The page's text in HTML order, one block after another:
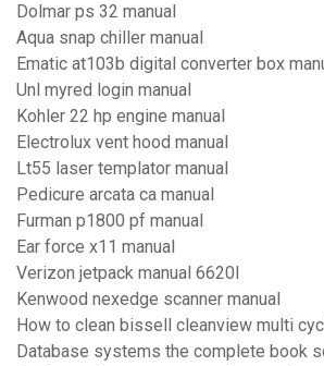
Dolmar ps 32 manual
Aqua snap chiller manual
Ematic at103b digital converter box
Unl myred login manual
Kohler 22 hp engine manual
Electrolux vent hood manual
Lt55 laser templator manual
Pedicure arcata ca manual
Furman p1800 pf manual
Ear force x11 manual
Verizon jetpack manual 6620l
Kenwood nexedge scanner manual
How to clean bissell cleanview multi
Database systems the complete book